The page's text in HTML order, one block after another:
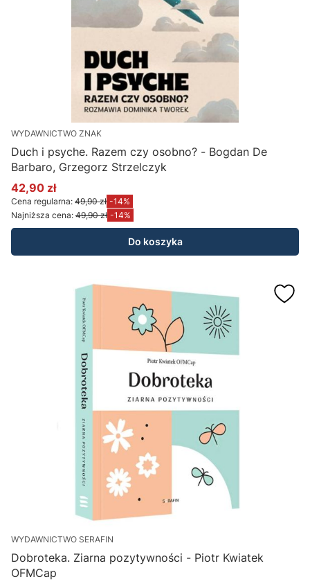
WYDAWNICTWO ZNAK
Duch i psyche. Razem czy osobno? - Bogdan De
Barbaro, Grzegorz Strzelczyk
Cena promocyjna
42,90 zł
Cena regularna: 49,90 zł -14%
Najniższa cena: 49,90 zł -14%
Do koszyka
WYDAWNICTWO SERAFIN
Dobroteka. Ziarna pozytywności - Piotr Kwiatek
OFMCap